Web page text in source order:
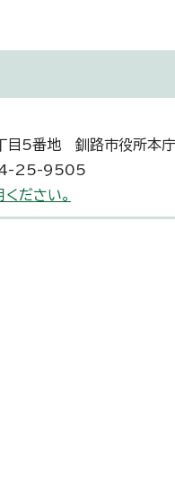
5番地 釧路市役所本
25-9505
ださい。